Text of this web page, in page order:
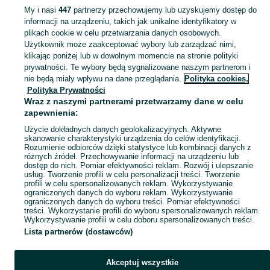
KATEGORIA
Sprzedaż lamp wiszących Pruszków ▶️ Szeroki wybór różnych marek w atrakcyjnych cenach ✅ Nowe i używane ☝ Sprawdź oferty i kupuj tanio na OLX.pl! Zobacz
Mapa kategorii
Mapa miejscowości
Mapa ministron
Popularne wyszukiwania
My i nasi 447partnerzy przechowujemy lub uzyskujemy dostęp do
informacji na urządzeniu, takich jak unikalne identyfikatory w
plikach cookie w celu przetwarzania danych osobowych.
Użytkownik może zaakceptować wybory lub zarządzać nimi,
klikając poniżej lub w dowolnym momencie na stronie polityki
prywatności. Te wybory będą sygnalizowane naszym partnerom i
nie będą miały wpływu na dane przeglądania. Polityka cookies,
Polityka Prywatności
Wraz z naszymi partnerami przetwarzamy dane w celu
zapewnienia:
Użycie dokładnych danych geolokalizacyjnych. Aktywne
skanowanie charakterystyki urządzenia do celów identyfikacji.
Rozumienie odbiorców dzięki statystyce lub kombinacji danych z
różnych źródeł. Przechowywanie informacji na urządzeniu lub
dostęp do nich. Pomiar efektywności reklam. Rozwój i ulepszanie
usług. Tworzenie profili w celu personalizacji treści. Tworzenie
profili w celu spersonalizowanych reklam. Wykorzystywanie
ograniczonych danych do wyboru reklam. Wykorzystywanie
ograniczonych danych do wyboru treści. Pomiar efektywności
treści. Wykorzystanie profili do wyboru spersonalizowanych reklam.
Wykorzystywanie profili w celu doboru spersonalizowanych treści.
Lista partnerów (dostawców)
Akceptuj wszystkie